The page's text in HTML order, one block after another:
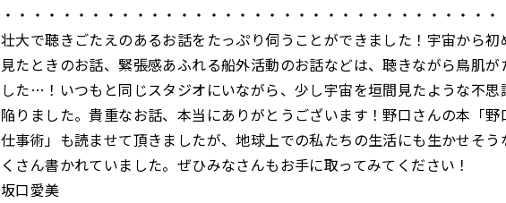
・・・・・・・・・・・・・・・・・・・・・・・・・・・・・・・・・・
壮大で聴きごたえのあるお話をたっぷり伺うことができました！宇宙から初
見たときのお話、緊張感あふれる船外活動のお話などは、聴きながら鳥肌が
した…！いつもと同じスタジオにいながら、少し宇宙を垣間見たような不思
陥りました。貴重なお話、本当にありがとうございます！野口さんの本「野
仕事術」も読ませて頂きましたが、地球上での私たちの生活にも生かせそう
くさん書かれていました。ぜひみなさんもお手に取ってみてください！
坂口愛美